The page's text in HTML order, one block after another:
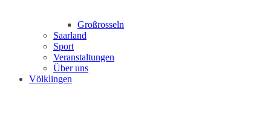
Großrosseln
Saarland
Sport
Veranstaltungen
Über uns
Völklingen